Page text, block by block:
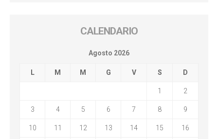
CALENDARIO
Agosto 2026
L M M G V S D
1 2
3 4 5 6 7 8 9
10 11 12 13 14 15 16